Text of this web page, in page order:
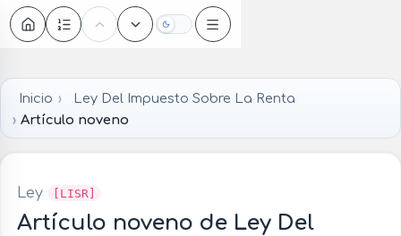
Oscuro
Inicio
Ley Del Impuesto Sobre La Renta
Artículo noveno
Ley [LISR]
Artículo noveno de Ley Del